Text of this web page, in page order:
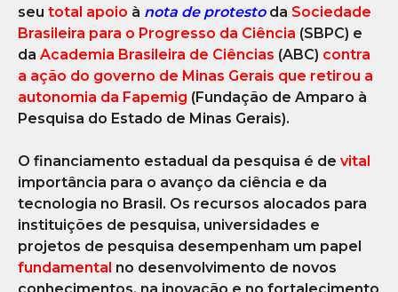
seu total apoio à nota de protestoda Sociedade
Brasileira para o Progresso da Ciência (SBPC) e
da Academia Brasileira de Ciências (ABC) contra
a ação do governo de Minas Gerais que retirou a
autonomia da Fapemig (Fundação de Amparo à
Pesquisa do Estado de Minas Gerais).
O financiamento estadual da pesquisa é de vital
importância para o avanço da ciência e da
tecnologia no Brasil. Os recursos alocados para
instituições de pesquisa, universidades e
projetos de pesquisa desempenham um papel
fundamental no desenvolvimento de novos